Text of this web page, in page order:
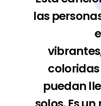
las
puedan